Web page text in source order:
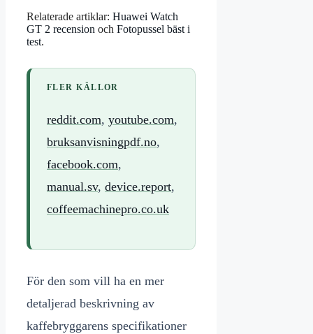
Relaterade artiklar: Huawei Watch
GT 2 recension och Fotopussel bäst i
test.
FLER KÄLLOR
reddit.com, youtube.com,
bruksanvisningpdf.no,
facebook.com,
manual.sv, device.report,
coffeemachinepro.co.uk
För den som vill ha en mer
detaljerad beskrivning av
kaffebryggarens specifikationer